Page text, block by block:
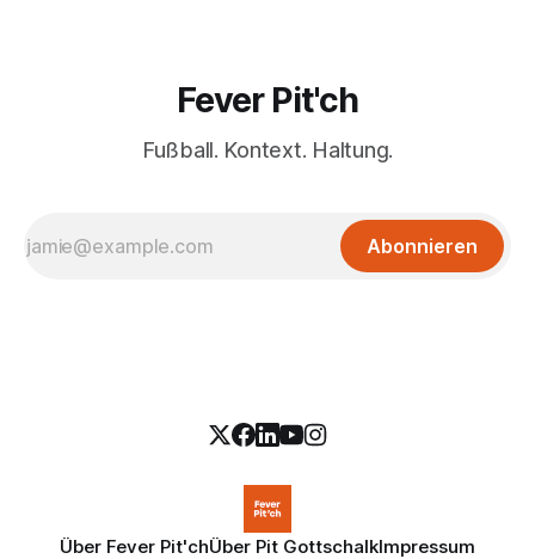
Fever Pit'ch
Fußball. Kontext. Haltung.
Abonnieren
Über Fever Pit'chÜber Pit GottschalkImpressum